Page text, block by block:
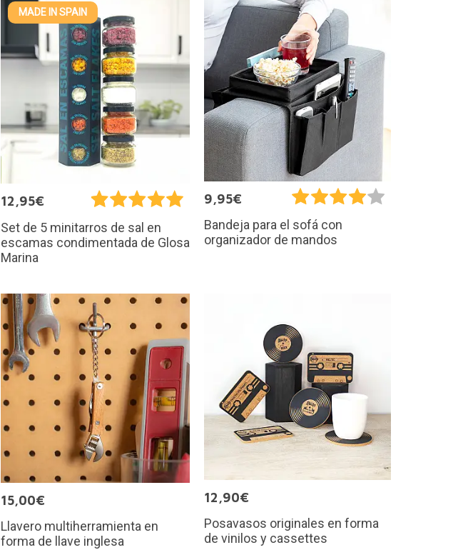
MADE IN SPAIN
12,95€
Set de 5 minitarros de sal en
escamas condimentada de Glosa
Marina
9,95€
Bandeja para el sofá con
organizador de mandos
15,00€
Llavero multiherramienta en
forma de llave inglesa
12,90€
Posavasos originales en forma
de vinilos y cassettes